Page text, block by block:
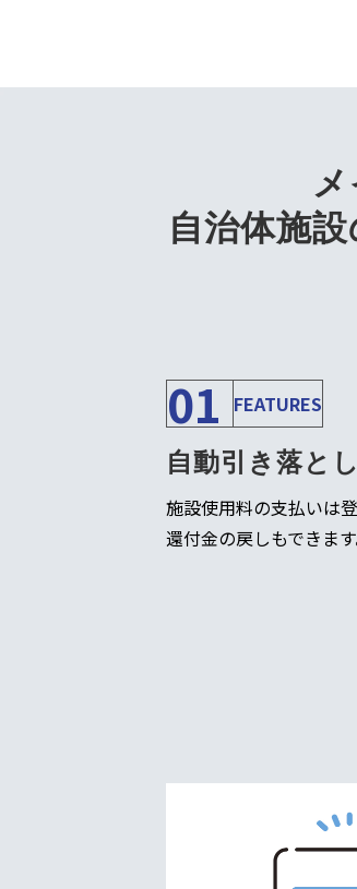
自治体施
01 FEATURES
自動引き落と
施設使用料の支払いは
還付金の戻しもできます